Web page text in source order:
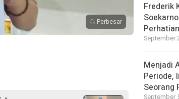
Perbesar
Frederik
September
Menjadi
Periode,
Seorang
September